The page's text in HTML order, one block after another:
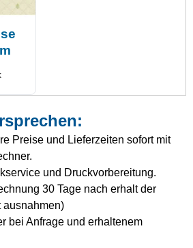
Preise und Lieferzeiten sofort mit
und Druckvorbereitung.
30 Tage nach erhalt der
ausnahmen)
bei Anfrage und erhaltenem